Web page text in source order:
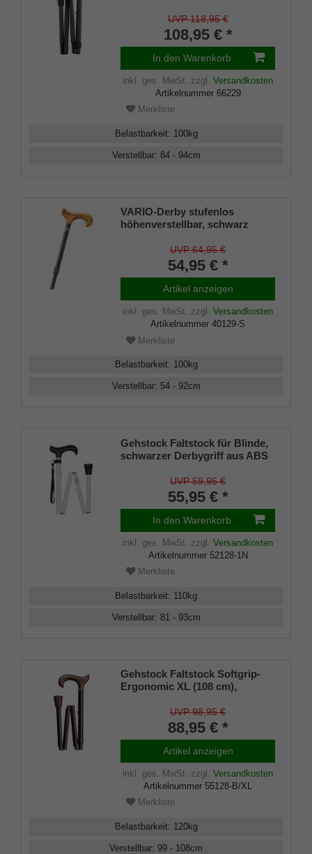
Stock aus sehr stabilem
Carbon, ca. 84-94 cm
verstellbar, faltbar
UVP 118,95 €
108,95 € *
In den Warenkorb
inkl. ges. MwSt. zzgl. Versandkosten
Artikelnummer 66229
Merkliste
Belastbarkeit: 100kg
Verstellbar: 84 - 94cm
VARIO-Derby stufenlos
höhenverstellbar, schwarz
UVP 64,95 €
54,95 € *
Artikel anzeigen
inkl. ges. MwSt. zzgl. Versandkosten
Artikelnummer 40129-S
Merkliste
Belastbarkeit: 100kg
Verstellbar: 54 - 92cm
Gehstock Faltstock für Blinde,
schwarzer Derbygriff aus ABS
Leichtmetall weiß
Reflektionsband, faltbar, 81-93,
Schlaufe+Puffer
UVP 59,95 €
55,95 € *
In den Warenkorb
inkl. ges. MwSt. zzgl. Versandkosten
Artikelnummer 52128-1N
Merkliste
Belastbarkeit: 110kg
Verstellbar: 81 - 93cm
Gehstock Faltstock Softgrip-
Ergonomic XL (108 cm),
Softgrip-Beschichtung, Stock
aus stabilem Leichtmetall in
bronce-matt, höhenverstellbar
von 99 bis 108 cm, faltbar,
inklusive Gummipuffer.
UVP 98,95 €
88,95 € *
Artikel anzeigen
inkl. ges. MwSt. zzgl. Versandkosten
Artikelnummer 55128-B/XL
Merkliste
Belastbarkeit: 120kg
Verstellbar: 99 - 108cm